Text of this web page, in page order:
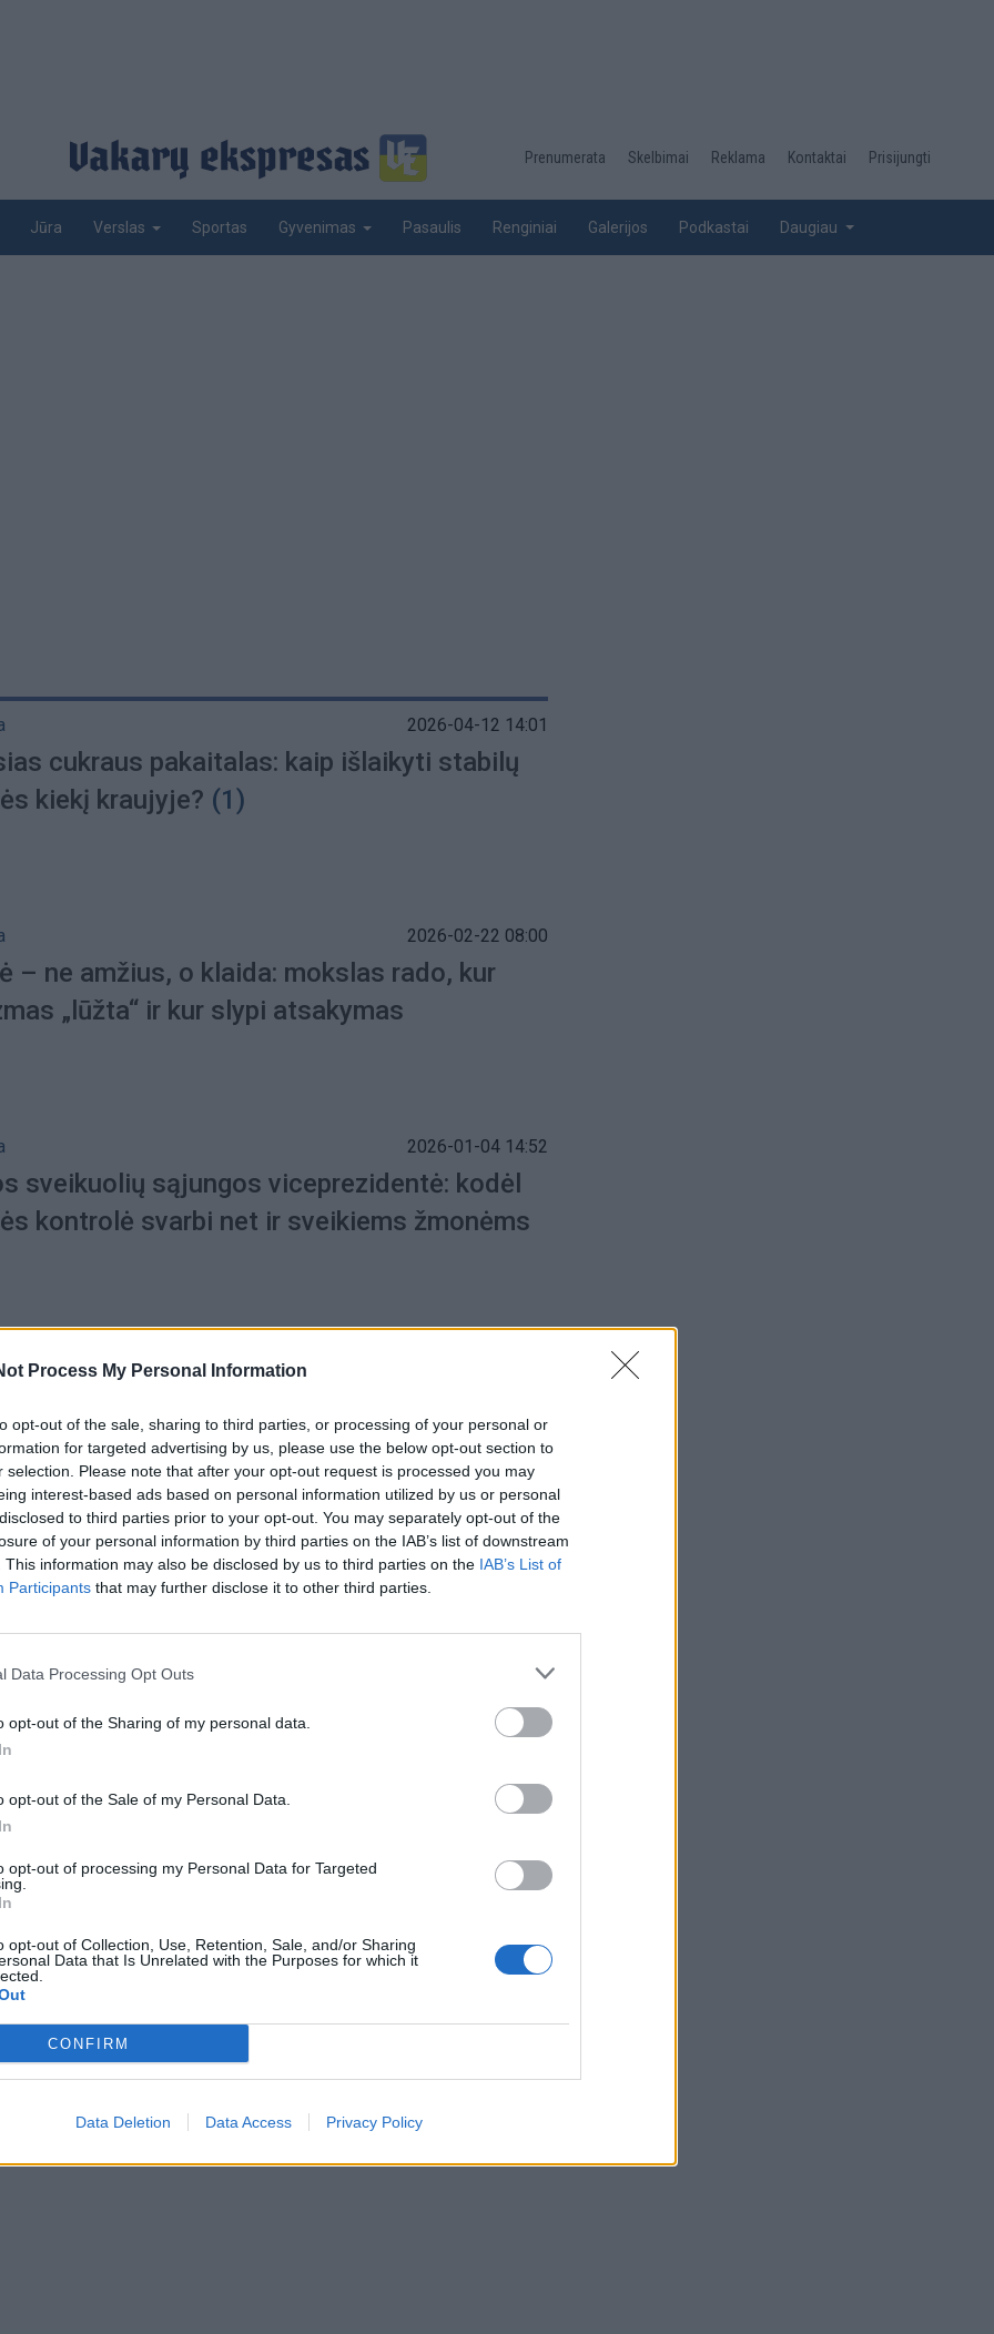
Process My Personal Information
opt-out of the sale, sharing to third parties, or processing of your personal or
for targeted advertising by us, please use the below opt-out section to
selection. Please note that after your opt-out request is processed you may
interest-based ads based on personal information utilized by us or personal
to third parties prior to your opt-out. You may separately opt-out of the
of your personal information by third parties on the IAB’s list of downstream
This information may also be disclosed by us to third parties on the IAB’s List of
Participants that may further disclose it to other third parties.
Data Processing Opt Outs
opt-out of the Sharing of my personal data.
opt-out of the Sale of my Personal Data.
opt-out of processing my Personal Data for Targeted
opt-out of Collection, Use, Retention, Sale, and/or Sharing
Data that Is Unrelated with the Purposes for which it
CONFIRM
Data Deletion Data Access Privacy Policy
Desktop
top
Prenumerata Skelbimai Reklama Kontaktai Prisijungti
Jūra Verslas Sportas Gyvenimas Pasaulis Renginiai Galerijos Podkastai Daugiau
2026-04-12 14:01
cukraus pakaitalas: kaip išlaikyti stabilų
kiekį kraujyje? (1)
2026-02-22 08:00
– ne amžius, o klaida: mokslas rado, kur
„lūžta“ ir kur slypi atsakymas
2026-01-04 14:52
sveikuolių sąjungos viceprezidentė: kodėl
kontrolė svarbi net ir sveikiems žmonėms
2023-05-07 16:00
antsvoris ar nerimas - kalti gali būti
kalneliai. Kaip jų išvengti?
2023-04-27 11:33
antsvoris ar nerimas – kalti gali būti